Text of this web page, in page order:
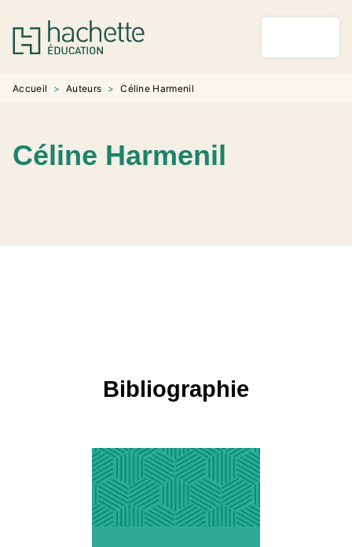
MENU RECHERCHE
PIED DE PAGE
Accueil > Auteurs > Céline Harmenil
Céline Harmenil
Bibliographie